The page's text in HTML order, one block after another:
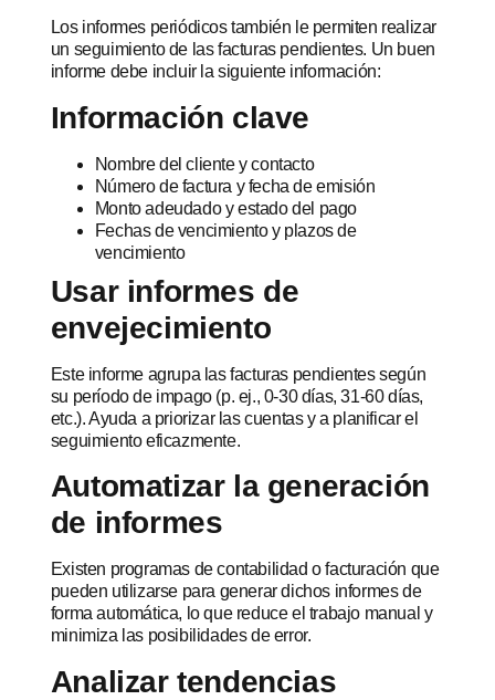
Los informes periódicos también le permiten realizar
un seguimiento de las facturas pendientes. Un buen
informe debe incluir la siguiente información:
Información clave
Nombre del cliente y contacto
Número de factura y fecha de emisión
Monto adeudado y estado del pago
Fechas de vencimiento y plazos de
vencimiento
Usar informes de
envejecimiento
Este informe agrupa las facturas pendientes según
su período de impago (p. ej., 0-30 días, 31-60 días,
etc.). Ayuda a priorizar las cuentas y a planificar el
seguimiento eficazmente.
Automatizar la generación
de informes
Existen programas de contabilidad o facturación que
pueden utilizarse para generar dichos informes de
forma automática, lo que reduce el trabajo manual y
minimiza las posibilidades de error.
Analizar tendencias